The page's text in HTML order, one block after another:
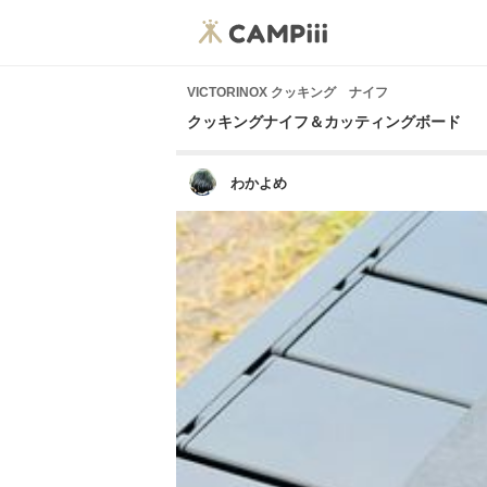
VICTORINOX クッキング ナイフ
クッキングナイフ＆カッティングボード
わかよめ